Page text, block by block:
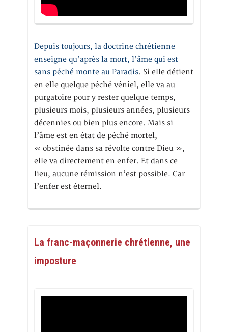
Depuis toujours, la doctrine chrétienne
enseigne qu’après la mort, l’âme qui est
sans péché monte au Paradis. Si elle détient
en elle quelque péché véniel, elle va au
purgatoire pour y rester quelque temps,
plusieurs mois, plusieurs années, plusieurs
décennies ou bien plus encore. Mais si
l’âme est en état de péché mortel,
« obstinée dans sa révolte contre Dieu »,
elle va directement en enfer. Et dans ce
lieu, aucune rémission n’est possible. Car
l’enfer est éternel.
La franc-maçonnerie chrétienne, une
imposture